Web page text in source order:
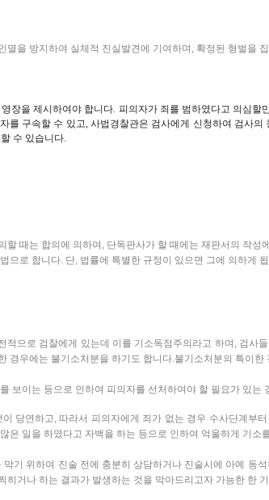
을 방지하여 실체적 진실발견에 기여하며, 확정된 형벌을
장을 제시하여야 합니다. 피의자가 죄를 범하였다고 의심
구속할 수 있고, 사법경찰관은 검사에게 신청하여 검사
수 있습니다.
때는 합의에 의하여, 단독판사가 할 때에는 재판서의 작
로 합니다. 단, 법률에 특별한 규정이 있으면 그에 의하게
으로 검찰에게 있는데 이를 기소독점주의라고 하며, 검
우에는 불기소처분을 하기도 합니다. 불기소처분의 특이한
보이는 등으로 인하여 피의자를 선처하여야 할 필요가 있는
당연하고, 따라서 피의자에게 죄가 없는 경우 수사단계
일을 하였다고 자백을 하는 등으로 인하여 억울하게 기소
기 위하여 진술 전에 충분히 상담하거나 진술시에 아예
거나 하는 결과가 발생하는 것을 막아드리고자 가능한 한